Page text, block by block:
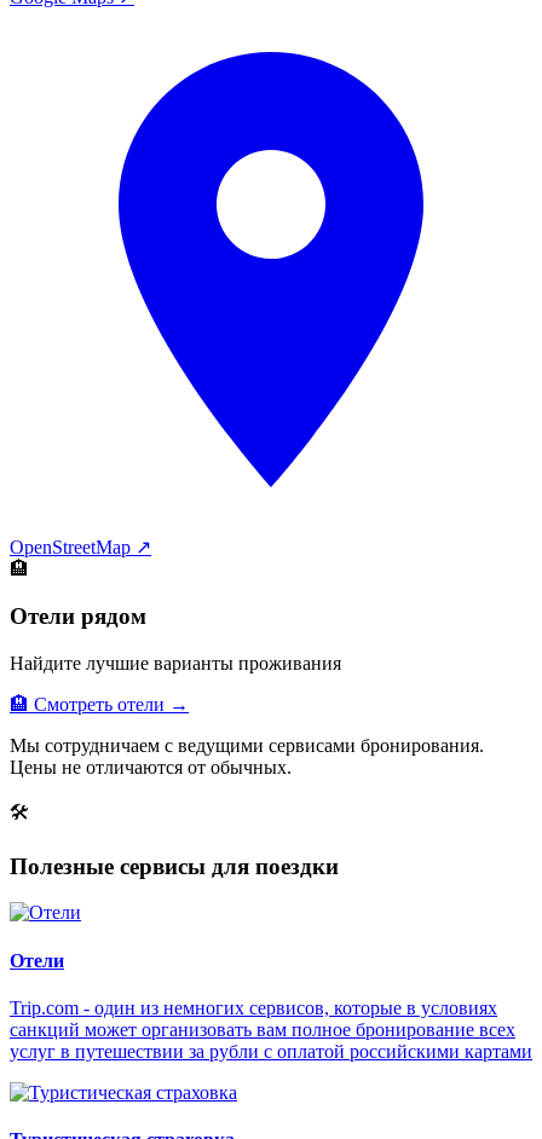
OpenStreetMap ↗
🏨
Отели рядом
Найдите лучшие варианты проживания
🏨 Смотреть отели →
Мы сотрудничаем с ведущими сервисами бронирования.
Цены не отличаются от обычных.
🛠
Полезные сервисы для поездки
Отели
Trip.com - один из немногих сервисов, которые в условиях
санкций может организовать вам полное бронирование всех
услуг в путешествии за рубли с оплатой российскими картами